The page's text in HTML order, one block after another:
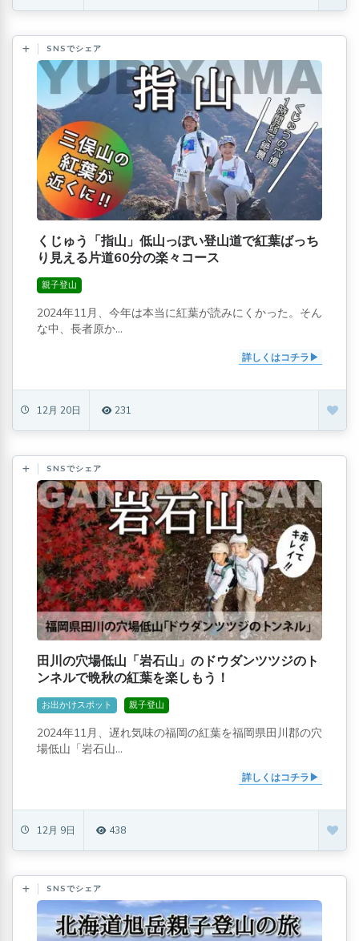
SNSでシェア
くじゅう「指山」低山っぽい登山道で紅葉ばっち
り見える片道60分の楽々コース
親子登山
2024年11月、今年は本当に紅葉が読みにくかった。そん
な中、長者原か...
詳しくはコチラ
12月 20日 231
SNSでシェア
田川の穴場低山「岩石山」のドウダンツツジのト
ンネルで晩秋の紅葉を楽しもう！
お出かけスポット 親子登山
2024年11月、遅れ気味の福岡の紅葉を福岡県田川郡の穴
場低山「岩石山...
詳しくはコチラ
12月 9日 438
SNSでシェア